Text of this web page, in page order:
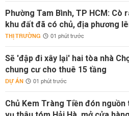
Phường Tam Bình, TP HCM: Cò
khu đất đã có chủ, địa phương
THỊ TRƯỜNG 01 phút trước
Sẽ 'đập đi xây lại' hai tòa nhà
chung cư cho thuê 15 tầng
DỰ ÁN 01 phút trước
Chủ Kem Tràng Tiền đón